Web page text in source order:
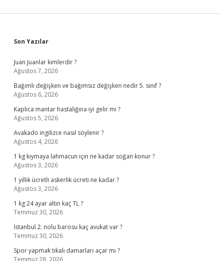
Sidebar
Son Yazılar
Juan Juanlar kimlerdir ?
Ağustos 7, 2026
Bağımlı değişken ve bağımsız değişken nedir 5. sınıf ?
Ağustos 6, 2026
Kaplıca mantar hastalığına iyi gelir mi ?
Ağustos 5, 2026
Avakado ingilizce nasıl söylenir ?
Ağustos 4, 2026
1 kg kıymaya lahmacun için ne kadar soğan konur ?
Ağustos 3, 2026
1 yıllık ücretli askerlik ücreti ne kadar ?
Ağustos 3, 2026
1 kg 24 ayar altın kaç TL ?
Temmuz 30, 2026
İstanbul 2. nolu barosu kaç avukat var ?
Temmuz 30, 2026
Spor yapmak tıkalı damarları açar mı ?
Temmuz 28, 2026